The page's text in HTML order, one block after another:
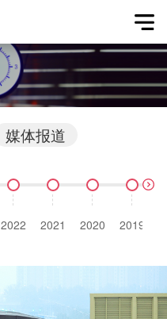
媒体报道
2022 2021 2020 2019